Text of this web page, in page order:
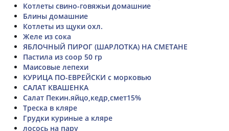
Котлеты свино-говяжьи домашние
Блины домашние
Котлеты из щуки охл.
Желе из сока
ЯБЛОЧНЫЙ ПИРОГ (ШАРЛОТКА) НА СМЕТАНЕ
Пастила из соор 50 гр
Маисовые лепехи
КУРИЦА ПО-ЕВРЕЙСКИ с морковью
САЛАТ КВАШЕНКА
Салат Пекин.яйцо,кедр,смет15%
Треска в кляре
Грудки куриные а кляре
лосось на пару